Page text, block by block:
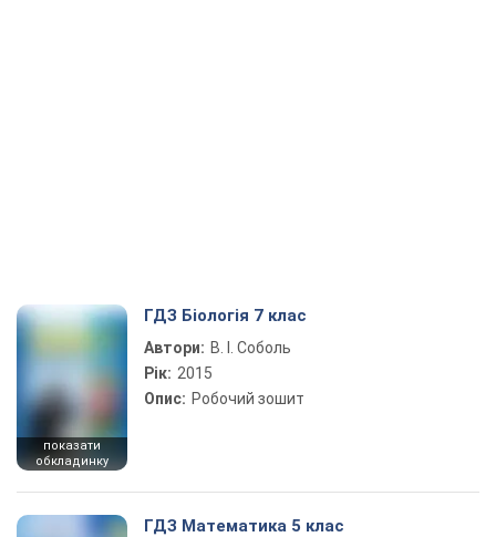
показати
обкладинку
ГДЗ Біологія 7 клас
Автори: В. І. Соболь
Рік: 2015
Опис: Робочий зошит
ГДЗ Математика 5 клас